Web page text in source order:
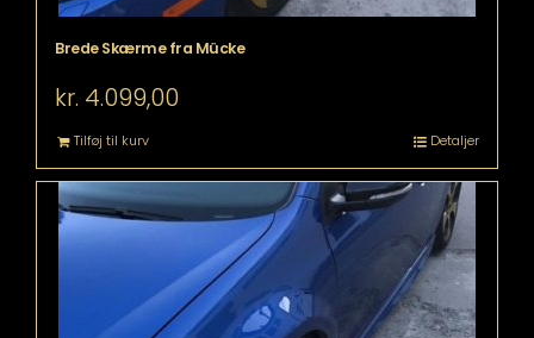
Brede Skærme fra Mücke
kr. 4.099,00
Tilføj til kurv Detaljer